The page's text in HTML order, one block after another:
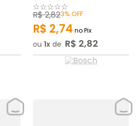
☆☆☆☆☆
R$2,823% OFF
R$ 2,74 no Pix
ou 1 de R$ 2,82